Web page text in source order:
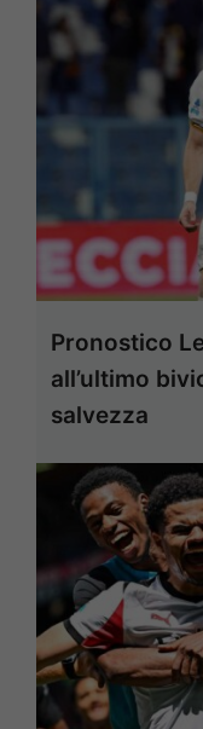
Pronostico
all’ultimo
salvezza